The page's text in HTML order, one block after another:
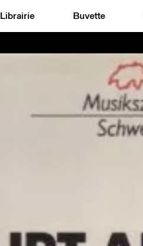
Librairie Buvette